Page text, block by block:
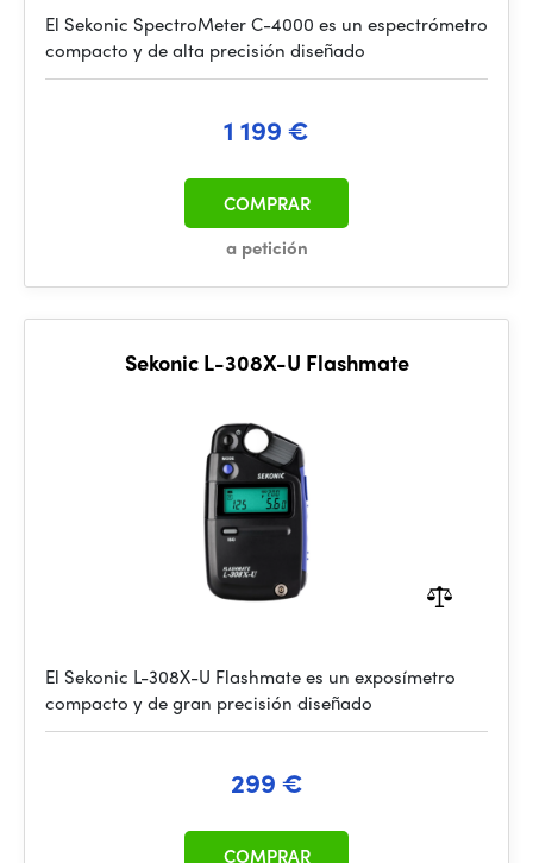
El Sekonic SpectroMeter C-4000 es un espectrómetro
compacto y de alta precisión diseñado
1 199 €
a petición
COMPRAR
Sekonic L-308X-U Flashmate
El Sekonic L-308X-U Flashmate es un exposímetro
compacto y de gran precisión diseñado
299 €
COMPRAR